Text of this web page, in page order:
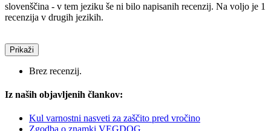
slovenščina - v tem jeziku še ni bilo napisanih recenzij. Na voljo je 1
recenzija v drugih jezikih.
Prikaži
Brez recenzij.
Iz naših objavljenih člankov:
Kul varnostni nasveti za zaščito pred vročino